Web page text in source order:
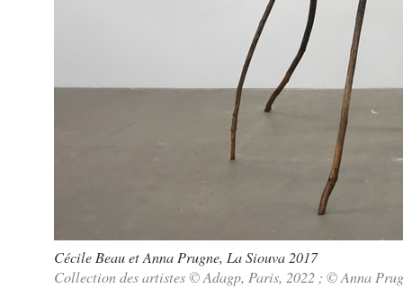
Cécile Beau et Anna Prugne, La Siouva 2017
Collection des artistes © Adagp, Paris, 2022 ; © Anna